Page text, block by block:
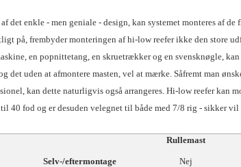
det enkle - men geniale - design, kan systemet monteres af de
på, frembyder monteringen af hi-low reefer ikke den store
en popnittetang, en skruetrækker og en svensknøgle,
det uden at afmontere masten, vel at mærke. Såfremt man
kan dette naturligvis også arrangeres. Hi-low reefer kan
40 fod og er desuden velegnet til både med 7/8 rig - sikker
Rullemast
Selv-/eftermontage Nej